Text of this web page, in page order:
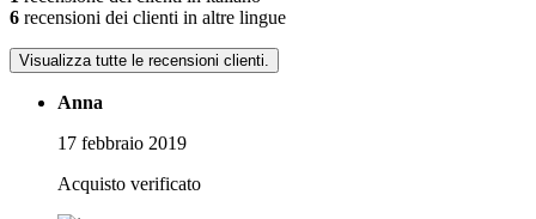
6 recensioni dei clienti in altre lingue
Visualizza tutte le recensioni clienti.
Anna
17 febbraio 2019
Acquisto verificato